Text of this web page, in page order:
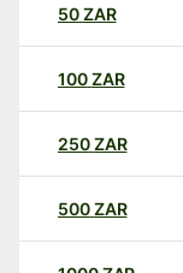
50ZAR
100ZAR
250ZAR
500ZAR